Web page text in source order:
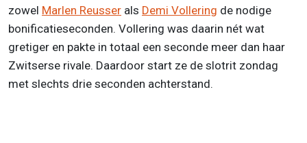
zowel Marlen Reusser als Demi Vollering de nodige
bonificatieseconden. Vollering was daarin nét wat
gretiger en pakte in totaal een seconde meer dan haar
Zwitserse rivale. Daardoor start ze de slotrit zondag
met slechts drie seconden achterstand.